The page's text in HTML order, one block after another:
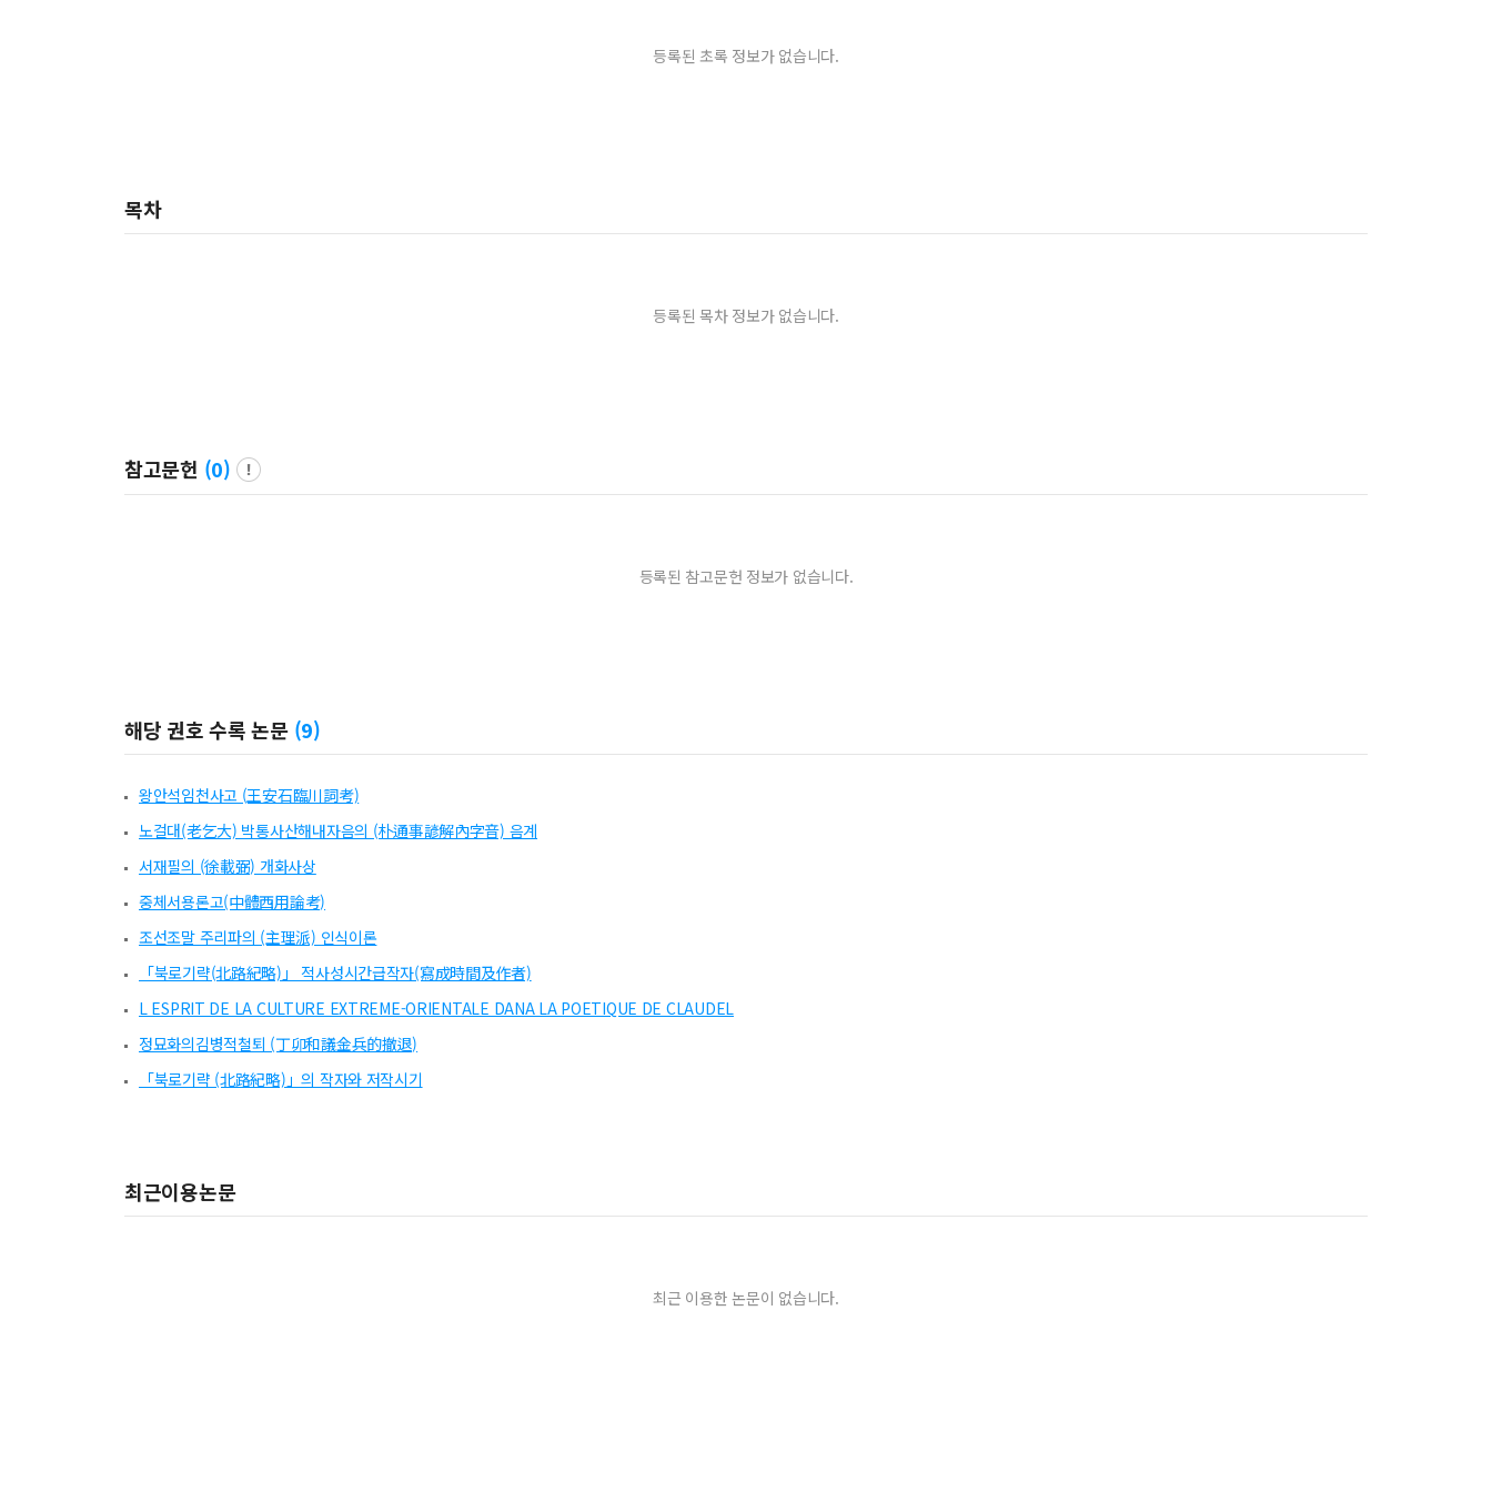
등록된 초록 정보가 없습니다.
목차
등록된 목차 정보가 없습니다.
참고문헌 (0)
등록된 참고문헌 정보가 없습니다.
해당 권호 수록 논문 (9)
왕안석임천사고 (王安石臨川詞考)
노걸대(老乞大) 박통사산해내자음의 (朴通事諺解內字音) 음계
서재필의 (徐載弼) 개화사상
중체서용론고(中體西用論考)
조선조말 주리파의 (主理派) 인식이론
「북로기략(北路紀略)」 적사성시간급작자(寫成時間及作者)
L ESPRIT DE LA CULTURE EXTREME-ORIENTALE DANA LA POETIQUE DE CLAUDEL
정묘화의김병적철퇴 (丁卯和議金兵的撤退)
「북로기략 (北路紀略)」의 작자와 저작시기
최근이용논문
최근 이용한 논문이 없습니다.